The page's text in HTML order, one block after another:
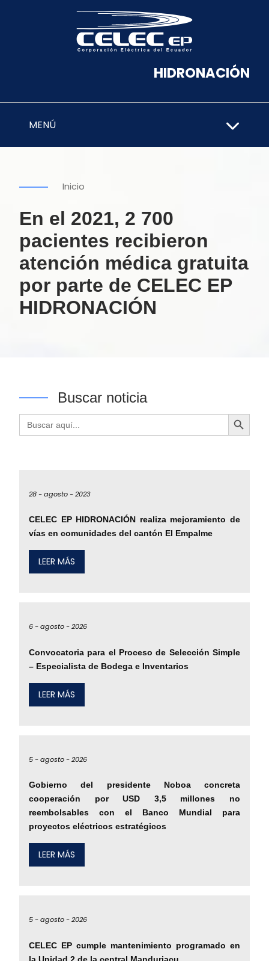
HIDRONACIÓN
MENÚ
Inicio
En el 2021, 2 700
pacientes recibieron
atención médica gratuita
por parte de CELEC EP
HIDRONACIÓN
Buscar noticia
Buscar: Botón de búsqueda
28 -agosto -2023
CELEC EP HIDRONACIÓN realiza mejoramiento de
vías en comunidades del cantón El Empalme
LEER MÁS
6 -agosto -2026
Convocatoria para el Proceso de Selección Simple
– Especialista de Bodega e Inventarios
LEER MÁS
5 -agosto -2026
Gobierno del presidente Noboa concreta
cooperación por USD 3,5 millones no
reembolsables con el Banco Mundial para
proyectos eléctricos estratégicos
LEER MÁS
5 -agosto -2026
CELEC EP cumple mantenimiento programado en
la Unidad 2 de la central Manduriacu